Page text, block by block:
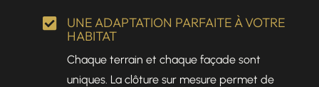

UNE ADAPTATION PARFAITE À VOTRE
HABITAT
Chaque terrain et chaque façade sont
uniques. La clôture sur mesure permet de